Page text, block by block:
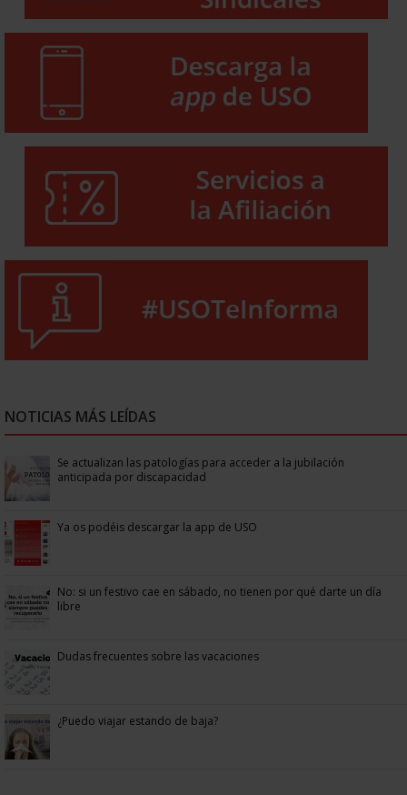
NOTICIAS MÁS LEÍDAS
Se actualizan las patologías para acceder a la jubilación
anticipada por discapacidad
Ya os podéis descargar la app de USO
No: si un festivo cae en sábado, no tienen por qué darte un día
libre
Dudas frecuentes sobre las vacaciones
¿Puedo viajar estando de baja?